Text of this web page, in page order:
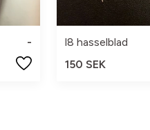
-
l8 hasselblad
150 SEK